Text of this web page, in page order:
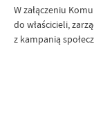
W załączeniu
do właścicieli,
z kampanią